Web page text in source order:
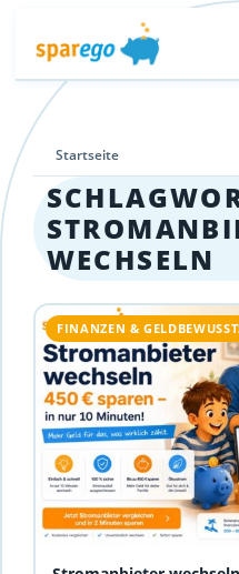
Startseite
WECHSELN
FINANZEN &